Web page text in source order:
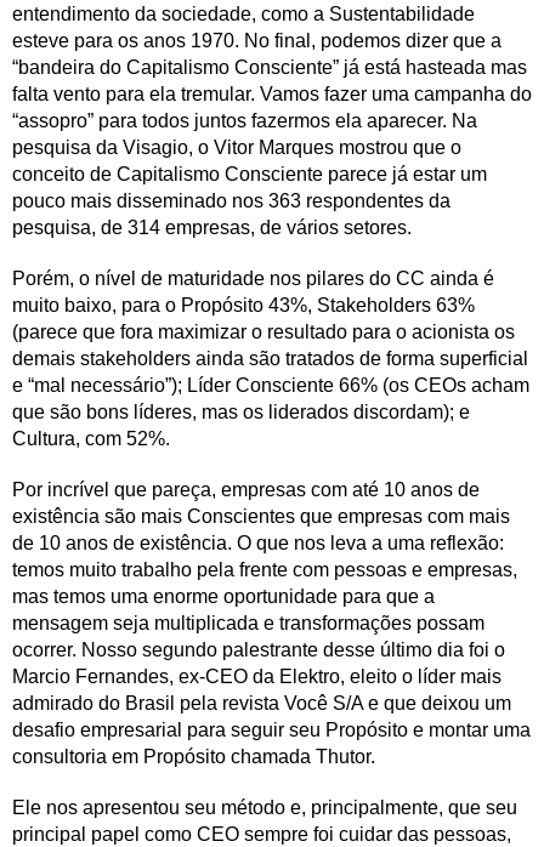
entendimento da sociedade, como a Sustentabilidade
esteve para os anos 1970. No final, podemos dizer que a
“bandeira do Capitalismo Consciente” já está hasteada mas
falta vento para ela tremular. Vamos fazer uma campanha do
“assopro” para todos juntos fazermos ela aparecer. Na
pesquisa da Visagio, o Vitor Marques mostrou que o
conceito de Capitalismo Consciente parece já estar um
pouco mais disseminado nos 363 respondentes da
pesquisa, de 314 empresas, de vários setores.
Porém, o nível de maturidade nos pilares do CC ainda é
muito baixo, para o Propósito 43%, Stakeholders 63%
(parece que fora maximizar o resultado para o acionista os
demais stakeholders ainda são tratados de forma superficial
e “mal necessário”); Líder Consciente 66% (os CEOs acham
que são bons líderes, mas os liderados discordam); e
Cultura, com 52%.
Por incrível que pareça, empresas com até 10 anos de
existência são mais Conscientes que empresas com mais
de 10 anos de existência. O que nos leva a uma reflexão:
temos muito trabalho pela frente com pessoas e empresas,
mas temos uma enorme oportunidade para que a
mensagem seja multiplicada e transformações possam
ocorrer. Nosso segundo palestrante desse último dia foi o
Marcio Fernandes, ex-CEO da Elektro, eleito o líder mais
admirado do Brasil pela revista Você S/A e que deixou um
desafio empresarial para seguir seu Propósito e montar uma
consultoria em Propósito chamada Thutor.
Ele nos apresentou seu método e, principalmente, que seu
principal papel como CEO sempre foi cuidar das pessoas,